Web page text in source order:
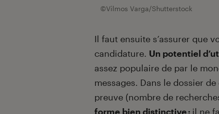
©Vilmos Varga/Shutterstock
Il faut ensuite s’assurer que
candidature. Un potentiel
assez populaire de par le
messages. Dans le dossier
preuve (nombre de
forme bien distinctive : il ne